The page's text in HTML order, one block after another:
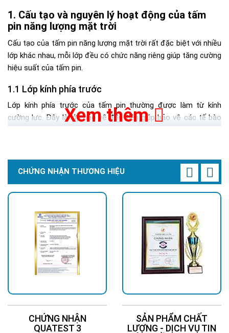
Cấu tạo và nguyên lý hoạt động của tấm
pin năng lượng mặt trời
Cấu tạo của tấm pin năng lượng mặt trời rất đặc biệt với nhiều
lớp khác nhau, mỗi lớp đều có chức năng riêng giúp tăng cường
hiệu suất của tấm pin.
Lớp kính phía trước
Lớp kính phía trước của tấm pin thường được làm từ kính
cường lực. Đây là lớp bảo vệ đầu tiên giúp bảo vệ các tế bào
qua dễ dàng để hấp thụ vào các cell pin phía dưới. Điều này
không chỉ đảm bảo tuổi thọ lâu dài cho tấm pin mà còn tối ưu
hóa khả năng thu nhận ánh sáng.
hạn chế tối đa sự phản xạ ánh sáng, từ đó tăng cường khả
năng hấp thụ ánh sáng của tấm pin. Những cải tiến công nghệ
trong việc sản xuất kính, bao gồm việc giảm thiểu độ sắt, giúp
tăng cường hiệu suất của tấm pin năng lượng mặt trời.
Lớp tế bào quang điện (solar cell) là phần quan trọng nhất
trong tấm pin năng lượng mặt trời vì đây là nơi diễn ra quá trình
chuyển đổi ánh sáng thành điện năng. Các tế bào này chủ yếu
Xem thêm
CHỨNG NHẬN THƯƠNG HIỆU
CHỨNG NHẬN
QUATEST 3
SẢN PHẨM CHẤT
LƯỢNG - DỊCH VỤ TIN